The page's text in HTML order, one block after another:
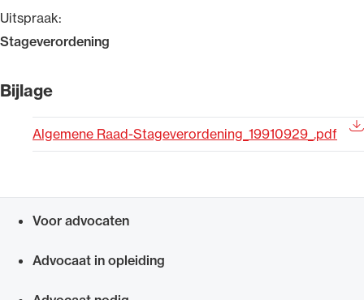
Uitspraak:
Stageverordening
Bijlage
Algemene Raad-Stageverordening_19910929_.pdf
Voor advocaten
Advocaat in opleiding